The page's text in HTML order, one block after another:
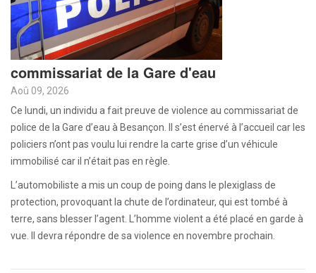
commissariat de la Gare d'eau
Aoû 09, 2026
Ce lundi, un individu a fait preuve de violence au commissariat de
police de la Gare d’eau à Besançon. Il s’est énervé à l’accueil car les
policiers n’ont pas voulu lui rendre la carte grise d’un véhicule
immobilisé car il n’était pas en règle.
L’automobiliste a mis un coup de poing dans le plexiglass de
protection, provoquant la chute de l’ordinateur, qui est tombé à
terre, sans blesser l’agent. L’homme violent a été placé en garde à
vue. Il devra répondre de sa violence en novembre prochain.